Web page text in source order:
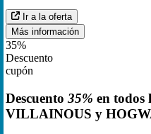
Ir a la oferta
Más información
35%
Descuento
cupón
Descuento 35% en todos
VILLAINOUS y